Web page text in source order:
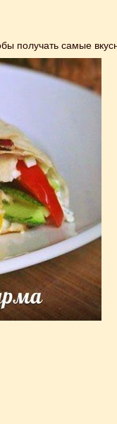
получать самые